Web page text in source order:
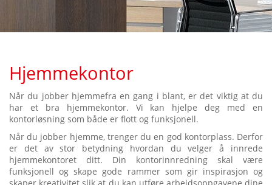
Hjemmekontor
Når du jobber hjemmefra en gang i blant, er det viktig at du
har et bra hjemmekontor. Vi kan hjelpe deg med en
kontorløsning som både er flott og funksjonell.
Når du jobber hjemme, trenger du en god kontorplass. Derfor
er det av stor betydning hvordan du velger å innrede
hjemmekontoret ditt. Din kontorinnredning skal være
funksjonell og skape gode rammer som gir inspirasjon og